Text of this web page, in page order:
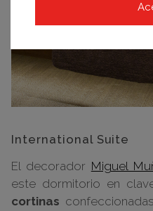
International Suite
El decorador Miguel
este dormitorio en
cortinas